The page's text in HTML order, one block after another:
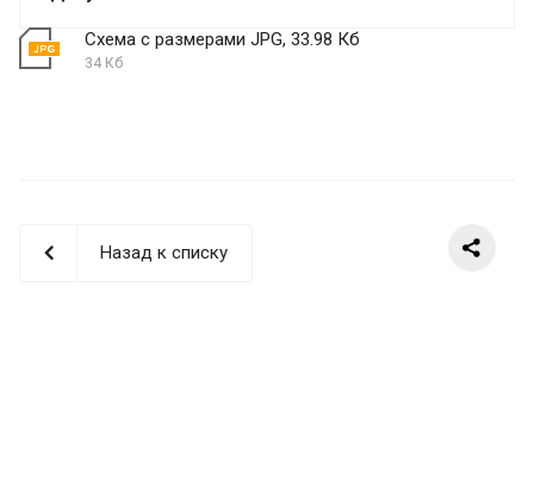
Схема с размерами JPG, 33.98 Кб
34 Кб
Назад к списку